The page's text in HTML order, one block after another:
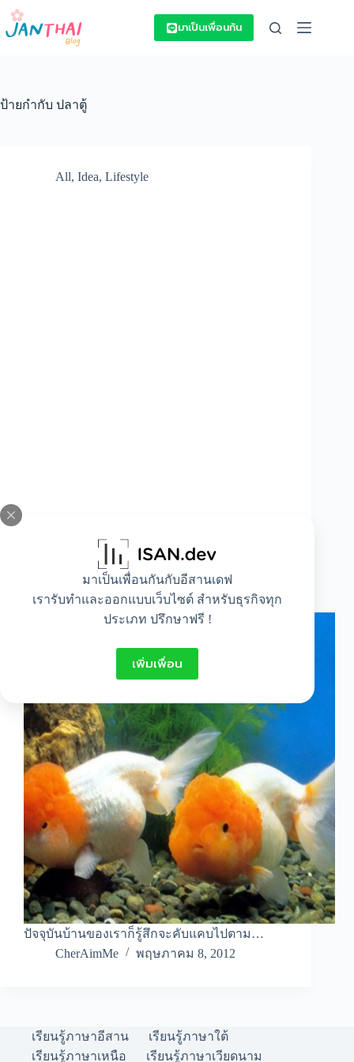
Skip
content
มาเป็นเพื่อนกันกับอีสานเดฟ
เรารับทำและออกแบบเว็บไซต์ สำหรับธุรกิจทุก
ประเภท ปรึกษาฟรี !
เพิ่มเพื่อน
มาเป็นเพื่อนกัน
ป้ายกำกับ ปลาตู้
All, Idea, Lifestyle
วิธีดูแลปลาตู้ด้วยเกลือ
ปัจจุบันบ้านของเราก็รู้สึกจะคับแคบไปตาม…
CherAimMe
พฤษภาคม 8, 2012
เรียนรู้ภาษาอีสาน
เรียนรู้ภาษาใต้
เรียนรู้ภาษาเหนือ
เรียนรู้ภาษาเวียดนาม